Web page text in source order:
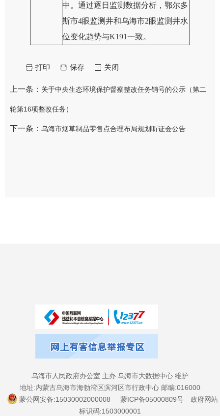
中。通过逐日监测数据分析，鄂尔多
斯市4眼监测井和乌海市2眼监测井水
位变化趋势与K191一致。
关闭
保存
打印
上一条： 关于中央生态环境保护督察整改任务销号的公示（第二
轮第16项整改任务）
下一条： 乌海市烟草制品零售点合理布局规划听证会公告
乌海市人民政府办公室 主办 乌海市大数据中心 维护
地址:内蒙古乌海市海勃湾区滨河区市行政中心 邮编:016000
蒙公网安备:15030002000008
蒙ICP备05000809号
政府网站
标识码:1503000001